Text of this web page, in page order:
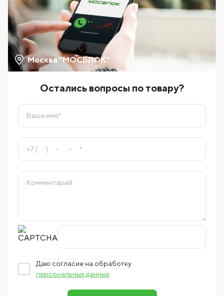
Москва "МОСБЛОК"
Остались вопросы по товару?
Даю согласие на обработку
персональных данных